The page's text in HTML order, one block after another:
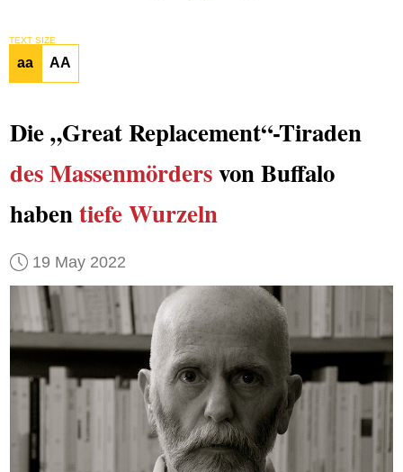
TEXT SIZE
aa AA
Die „Great Replacement“-Tiraden
des Massenmördersvon Buffalo
habentiefe Wurzeln
19 May 2022